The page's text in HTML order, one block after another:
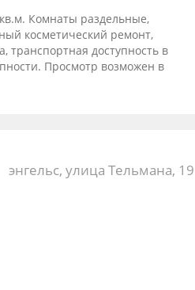
Комнаты раздельные,
косметический ремонт,
транспортная доступность в
Просмотр возможен в
энгельс, улица Тельмана, 19